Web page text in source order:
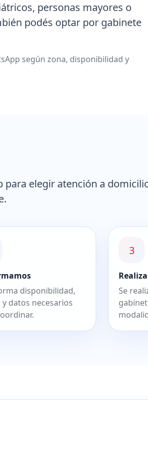
personas mayores o
podés optar por gabinete
según zona, disponibilidad y
elegir atención a
disponibilidad,
datos necesarios
3
Se